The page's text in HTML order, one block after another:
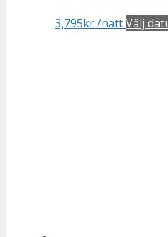
3,795kr/nattVälj